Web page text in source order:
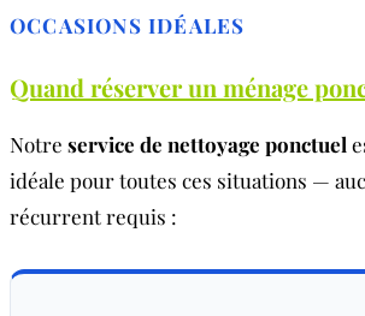
OCCASIONS IDÉALES
Quand réserver un ménage
Notre service de nettoyage ponctuel
idéale pour toutes ces situations —
récurrent requis :